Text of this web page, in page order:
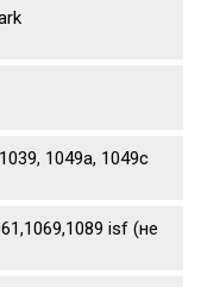
1049a, 1049c
isf (не